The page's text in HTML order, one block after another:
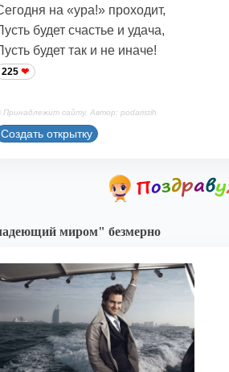
на «ура!» проходит,
будет счастье и удача,
будет так и не иначе!
225
Принадлежит сайту. Автор: podaristih
Создать открытку
миром" безмерно